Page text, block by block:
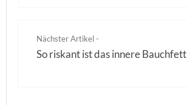
Nächster Artikel -
So riskant ist das innere Bauchfett